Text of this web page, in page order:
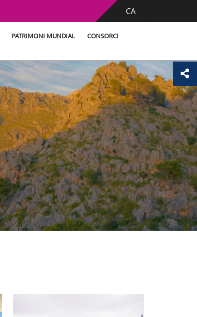
CA
PATRIMONI MUNDIAL CONSORCI